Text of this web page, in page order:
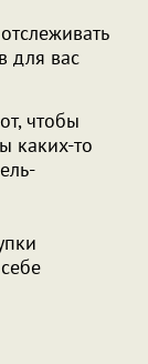
для вас
чтобы
каких-то